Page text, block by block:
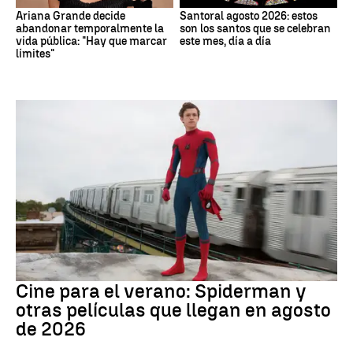
Ariana Grande decide
abandonar temporalmente la
vida pública: "Hay que marcar
límites"
Santoral agosto 2026: estos
son los santos que se celebran
este mes, día a día
Cine
Cine para el verano: Spiderman y
otras películas que llegan en agosto
de 2026